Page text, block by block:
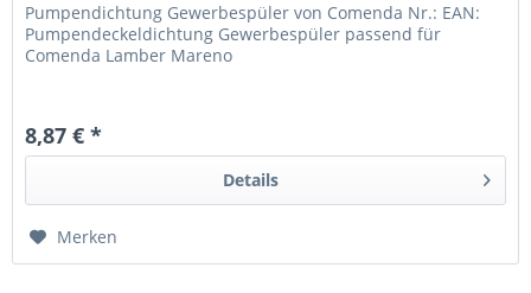
Pumpendichtung Gewerbespüler von Comenda Nr.: EAN:
Pumpendeckeldichtung Gewerbespüler passend für
Comenda Lamber Mareno
8,87 € *
Details
Merken